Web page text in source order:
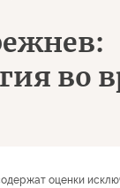
во
оценки